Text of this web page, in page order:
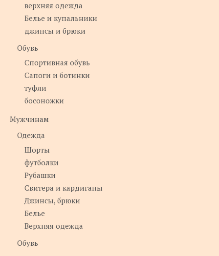
верхняя одежда
Белье и купальники
джинсы и брюки
Обувь
Спортивная обувь
Сапоги и ботинки
туфли
босоножки
Мужчинам
Одежда
Шорты
футболки
Рубашки
Свитера и кардиганы
Джинсы, брюки
Белье
Верхняя одежда
Обувь